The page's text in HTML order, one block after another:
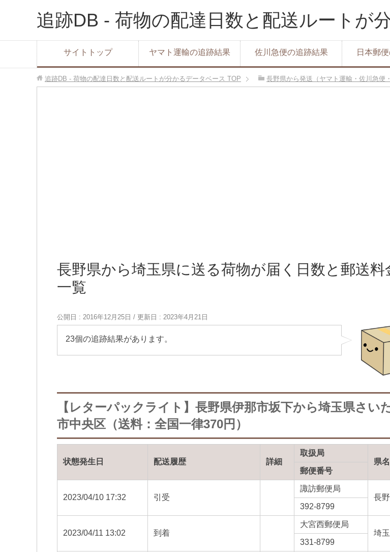
追跡DB - 荷物の配達日数と配送ルートが
サイトトップ ヤマト運輸の追跡結果 佐川急便の追跡結果 日本郵
追跡DB - 荷物の配達日数と配送ルートが分かるデータベース TOP 長野県から発送（ヤマト運輸・佐川急便
長野県から埼玉県に送る荷物が届く日数と郵送料
一覧
公開日 : 2016年12月25日 / 更新日 : 2023年4月21日
23個の追跡結果があります。
【レターパックライト】長野県伊那市坂下から埼玉県さい
市中央区（送料：全国一律370円）
状態発生日 配送履歴 詳細
取扱局
県
郵便番号
2023/04/10 17:32 引受
諏訪郵便局
長
392-8799
2023/04/11 13:02 到着
大宮西郵便局
埼
331-8799